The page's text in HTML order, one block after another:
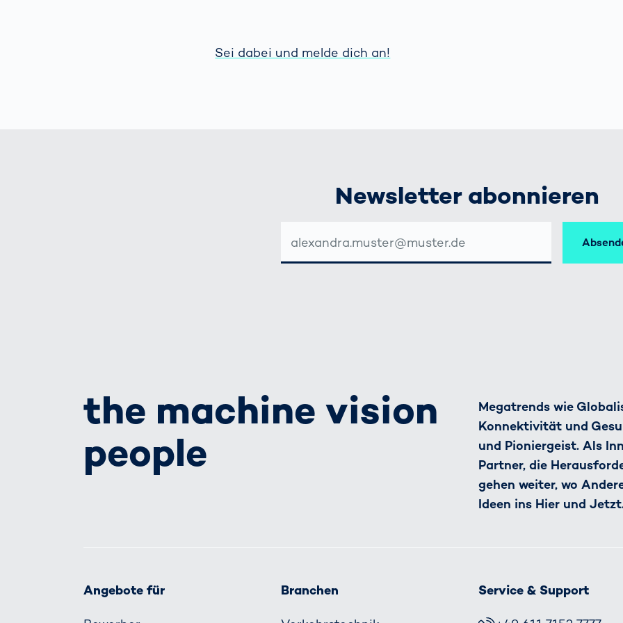
Sei dabei und melde dich an!
Newsletter abonnieren
MAIL-
the machine vision
people
Megatrends wie
Konnektivität und
und Pioniergeist. Als
Partner, die
gehen weiter, wo
Ideen ins Hier und
Angebote für Branchen Service & Support